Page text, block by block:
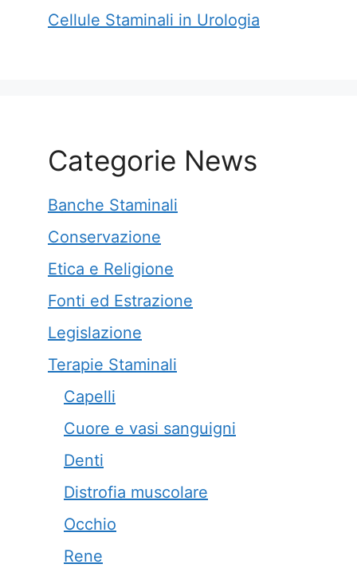
Cellule Staminali in Urologia
Categorie News
Banche Staminali
Conservazione
Etica e Religione
Fonti ed Estrazione
Legislazione
Terapie Staminali
Capelli
Cuore e vasi sanguigni
Denti
Distrofia muscolare
Occhio
Rene